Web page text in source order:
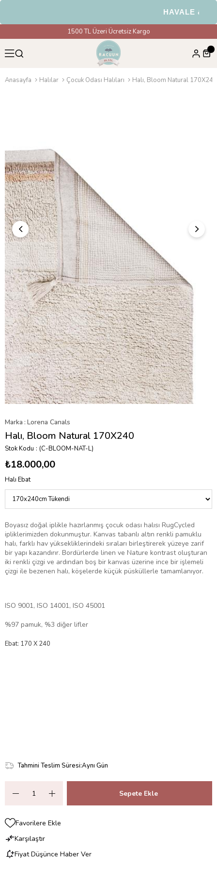
HAVALE &
1500 TL Üzeri Ücretsiz Kargo
Anasayfa Halılar Çocuk Odası Halıları Halı, Bloom Natural 170X240
Marka : Lorena Canals
Halı, Bloom Natural 170X240
Stok Kodu (C-BLOOM-NAT-L)
₺18.000,00
Halı Ebat
Boyasız doğal iplikle hazırlanmış çocuk odası halısı RugCycled
ipliklerimizden dokunmuştur. Kanvas tabanlı altın renkli pamuklu
halı, farklı hav yüksekliklerindeki sıraları birleştirerek yüzeye zarif
bir yapı kazandırır. Bordürlerde linen ve Nature kontrast oluşturan
iki renkli çizgi ve ardından boş bir kanvas üzerine ince bir işlemeli
çizgi ile bezenen halı, köşelerde küçük püsküllerle tamamlanıyor.
ISO 9001, ISO 14001, ISO 45001
%97 pamuk, %3 diğer lifler
Ebat: 170 X 240
Tahmini Teslim Süresi:Aynı Gün
Favorilere Ekle
Karşılaştır
Fiyat Düşünce Haber Ver